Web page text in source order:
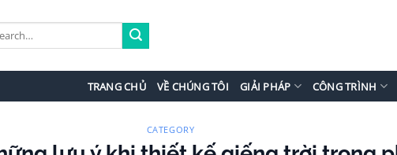
TRANG CHỦ VỀ CHÚNG TÔI GIẢI PHÁP CÔNG TRÌNH
CATEGORY